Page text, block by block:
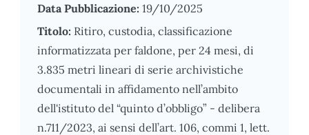
Data Pubblicazione: 19/10/2025
Titolo: Ritiro, custodia, classificazione
informatizzata per faldone, per 24 mesi, di
3.835 metri lineari di serie archivistiche
documentali in affidamento nell’ambito
dell'istituto del “quinto d’obbligo” - delibera
n.711/2023, ai sensi dell’art. 106, commi 1, lett.